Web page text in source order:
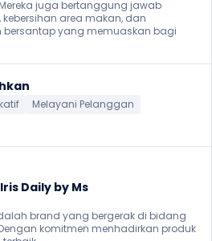
juga bertanggung jawab
area makan, dan
yang memuaskan bagi
Melayani Pelanggan
Daily by Ms
brand yang bergerak di bidang
komitmen menhadirkan produk